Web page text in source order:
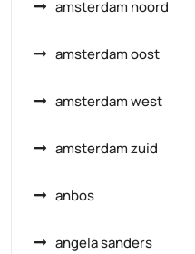
amsterdam noord
amsterdam oost
amsterdam west
amsterdam zuid
anbos
angela sanders